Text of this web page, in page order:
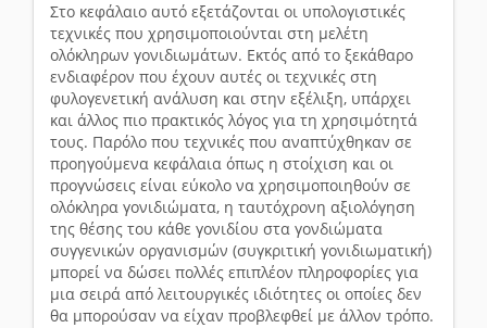
Στο κεφάλαιο αυτό εξετάζονται οι υπολογιστικές
τεχνικές που χρησιμοποιούνται στη μελέτη
ολόκληρων γονιδιωμάτων. Εκτός από το ξεκάθαρο
ενδιαφέρον που έχουν αυτές οι τεχνικές στη
φυλογενετική ανάλυση και στην εξέλιξη, υπάρχει
και άλλος πιο πρακτικός λόγος για τη χρησιμότητά
τους. Παρόλο που τεχνικές που αναπτύχθηκαν σε
προηγούμενα κεφάλαια όπως η στοίχιση και οι
προγνώσεις είναι εύκολο να χρησιμοποιηθούν σε
ολόκληρα γονιδιώματα, η ταυτόχρονη αξιολόγηση
της θέσης του κάθε γονιδίου στα γονδιώματα
συγγενικών οργανισμών (συγκριτική γονιδιωματική)
μπορεί να δώσει πολλές επιπλέον πληροφορίες για
μια σειρά από λειτουργικές ιδιότητες οι οποίες δεν
θα μπορούσαν να είχαν προβλεφθεί με άλλον τρόπο.